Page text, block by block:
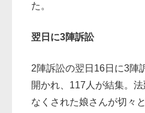
た。
翌日に3陣訴訟
2陣訴訟の翌日16日に3陣
開かれ、117人が結集。
なくされた娘さんが切々